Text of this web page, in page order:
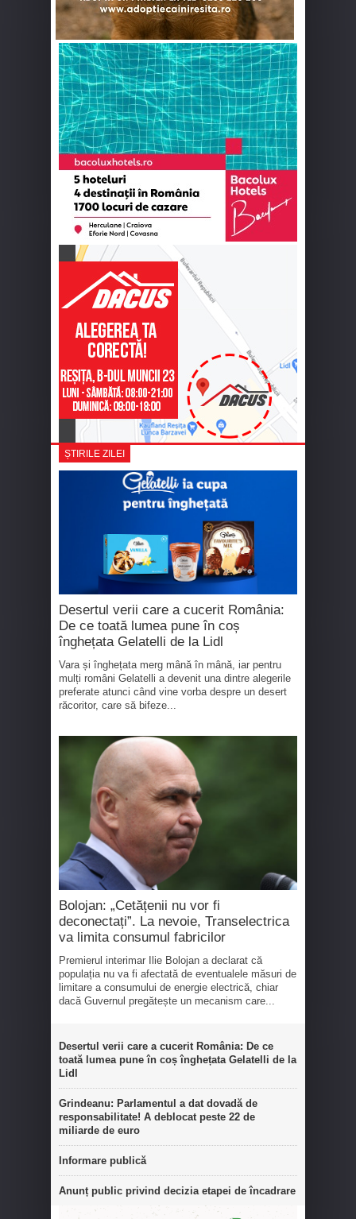
ȘTIRILE ZILEI
Desertul verii care a cucerit România:
De ce toată lumea pune în coș
înghețata Gelatelli de la Lidl
Vara și înghețata merg mână în mână, iar pentru
mulți români Gelatelli a devenit una dintre alegerile
preferate atunci când vine vorba despre un desert
răcoritor, care să bifeze...
Bolojan: „Cetățenii nu vor fi
deconectați”. La nevoie, Transelectrica
va limita consumul fabricilor
Premierul interimar Ilie Bolojan a declarat că
populația nu va fi afectată de eventualele măsuri de
limitare a consumului de energie electrică, chiar
dacă Guvernul pregătește un mecanism care...
Desertul verii care a cucerit România: De ce
toată lumea pune în coș înghețata Gelatelli de la
Lidl
Grindeanu: Parlamentul a dat dovadă de
responsabilitate! A deblocat peste 22 de
miliarde de euro
Informare publică
Anunț public privind decizia etapei de încadrare